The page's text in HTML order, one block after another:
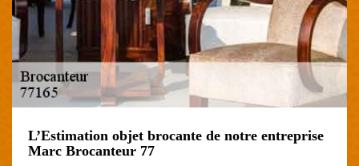
L’Estimation objet brocante de notre entreprise
Marc Brocanteur 77